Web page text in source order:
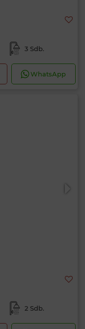
3 Sdb.
WhatsApp
2 Sdb.